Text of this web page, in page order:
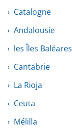
Catalogne
Andalousie
les Îles Baléares
Cantabrie
La Rioja
Ceuta
Mélilla